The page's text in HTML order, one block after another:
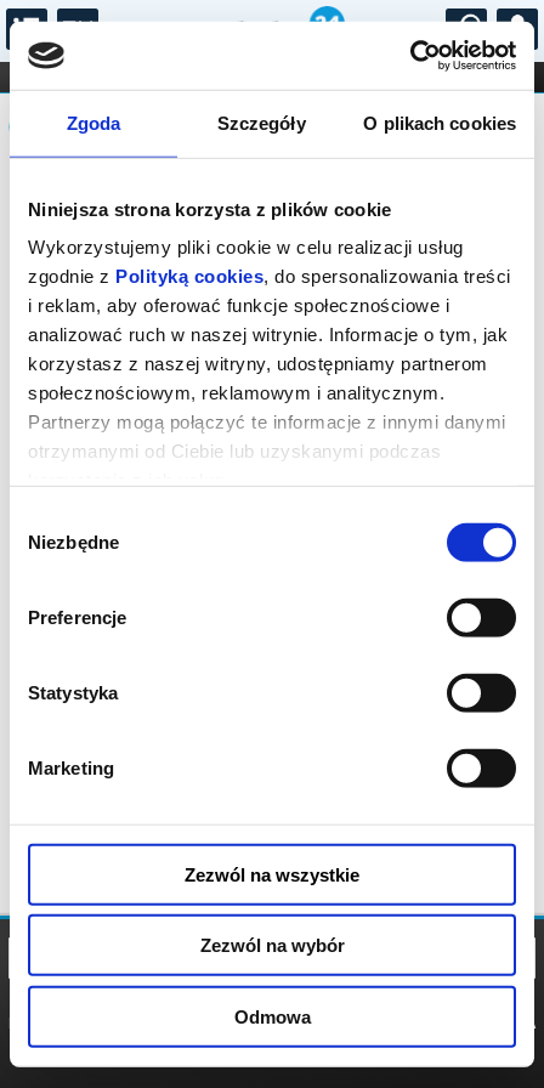
Zgoda Szczegóły O plikach cookies
Niniejsza strona korzysta z plików cookie
Wykorzystujemy pliki cookie w celu realizacji usług
zgodnie z Polityką cookies, do spersonalizowania treści
i reklam, aby oferować funkcje społecznościowe i
analizować ruch w naszej witrynie. Informacje o tym, jak
korzystasz z naszej witryny, udostępniamy partnerom
społecznościowym, reklamowym i analitycznym.
Partnerzy mogą połączyć te informacje z innymi danymi
otrzymanymi od Ciebie lub uzyskanymi podczas
zgody
Niezbędne
Preferencje
Statystyka
Marketing
Zezwól na wszystkie
Zezwól na wybór
Odmowa
...
FILHARMONIA OPERA I BALET
STAND-UP
DLA DZIECI
Komunikat
Sprzedaż biletów on-line na wydarzenie
została zakończona.
POLITYKA
POLITYKA